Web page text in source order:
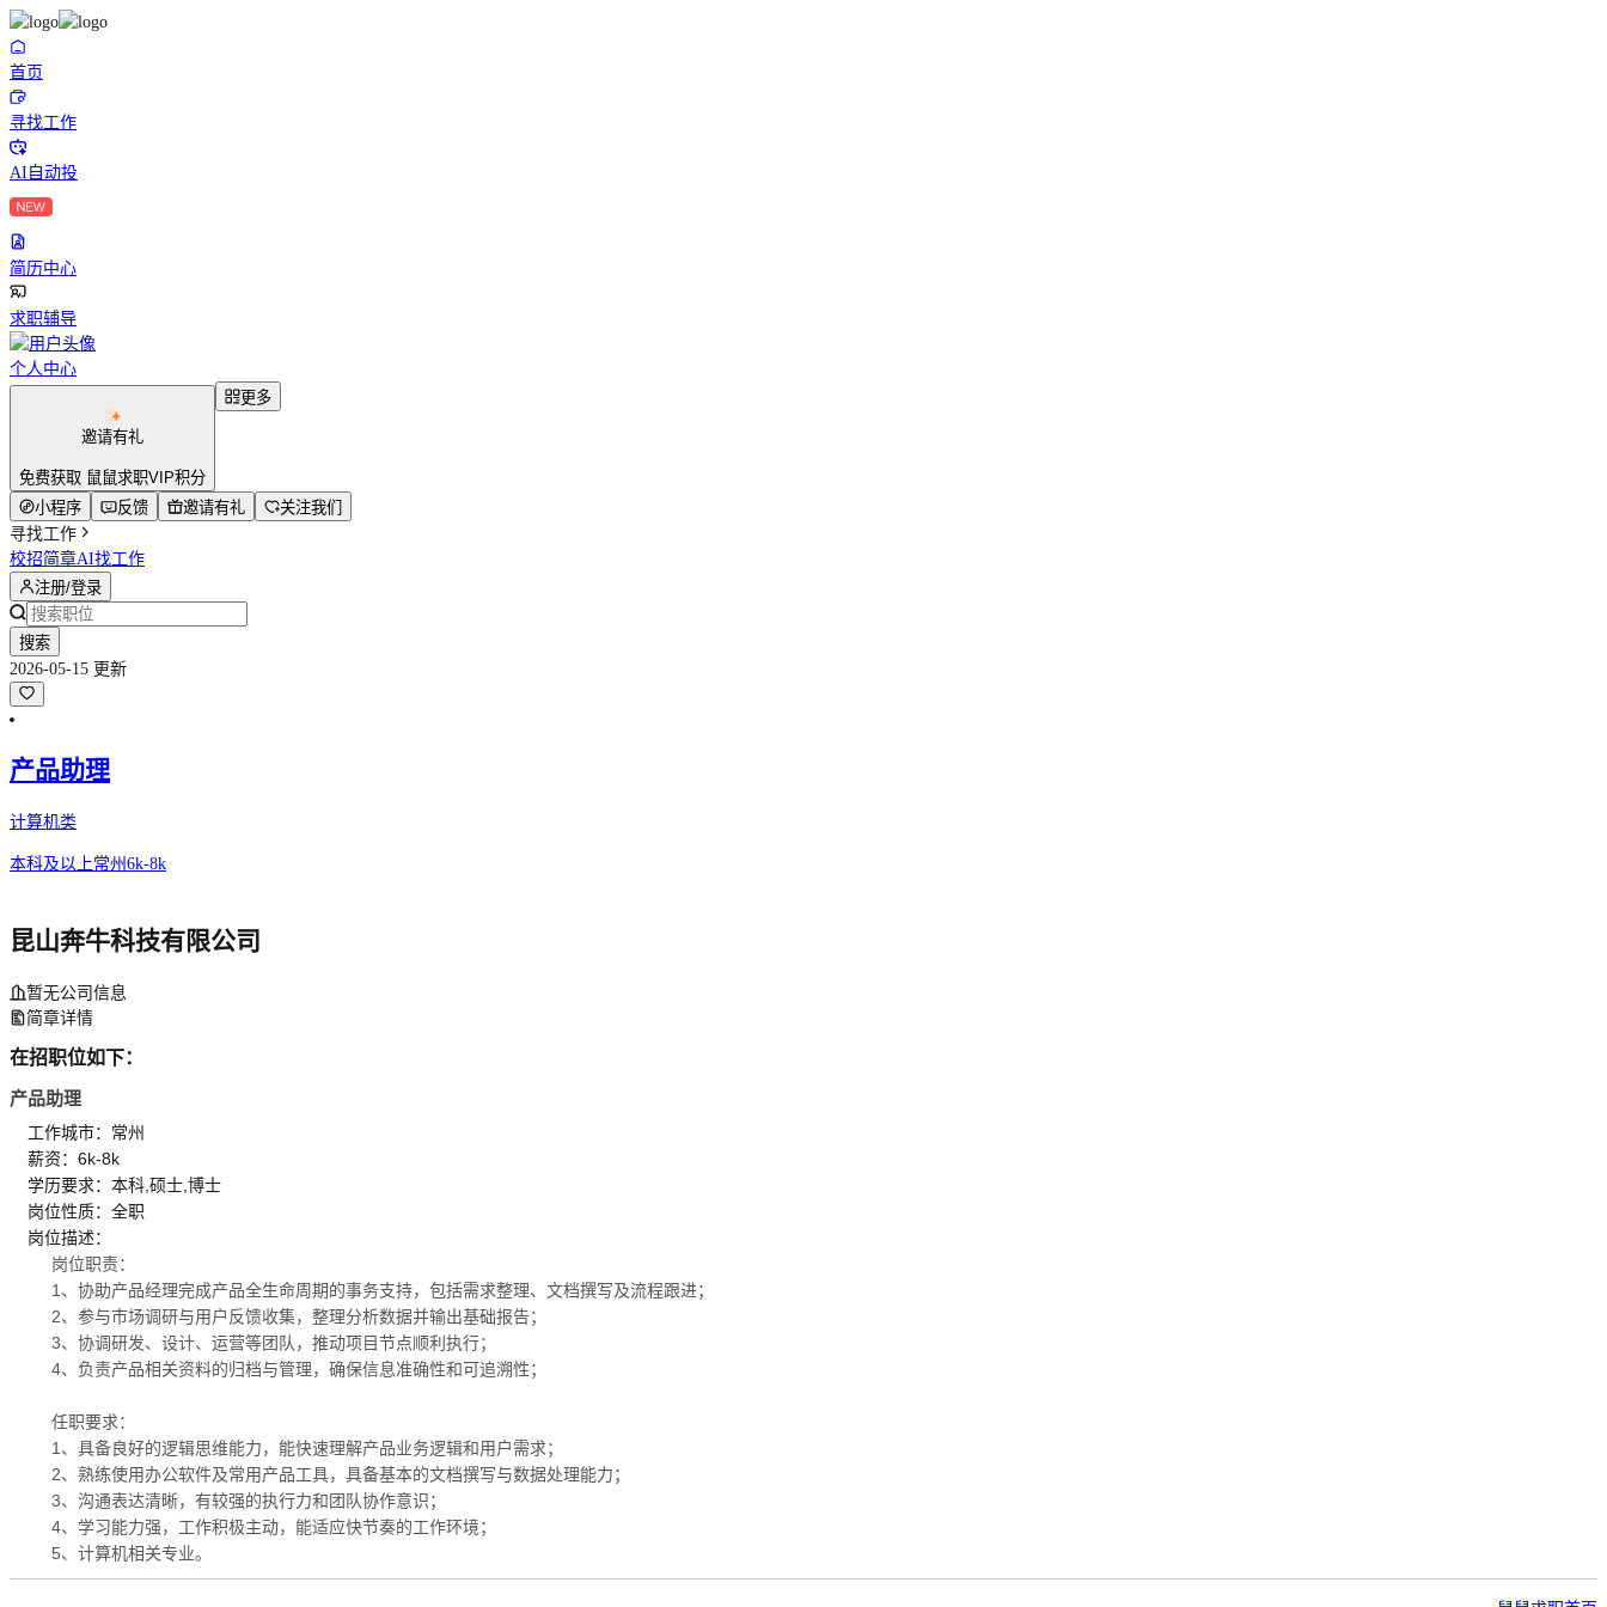
首页
寻找工作
AI自动投
简历中心
求职辅导
个人中心
邀请有礼
免费获取 鼠鼠求职VIP积分
更多
小程序 反馈 邀请有礼
关注我们
寻找工作
校招简章AI找工作
注册/登录
搜索
2026-05-15 更新
产品助理
计算机类
本科及以上常州 6k-8k
昆山奔牛科技有限公司
暂无公司信息
简章详情
在招职位如下：
产品助理
工作城市：常州
薪资：6k-8k
学历要求：本科,硕士,博士
岗位性质：全职
岗位描述：
岗位职责：
1、协助产品经理完成产品全生命周期的事务支持，包括需求整理、文档撰写及流程跟进；
2、参与市场调研与用户反馈收集，整理分析数据并输出基础报告；
3、协调研发、设计、运营等团队，推动项目节点顺利执行；
4、负责产品相关资料的归档与管理，确保信息准确性和可追溯性；
任职要求：
1、具备良好的逻辑思维能力，能快速理解产品业务逻辑和用户需求；
2、熟练使用办公软件及常用产品工具，具备基本的文档撰写与数据处理能力；
3、沟通表达清晰，有较强的执行力和团队协作意识；
4、学习能力强，工作积极主动，能适应快节奏的工作环境；
5、计算机相关专业。